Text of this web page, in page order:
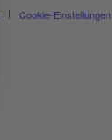
Cookie-Einstellungen